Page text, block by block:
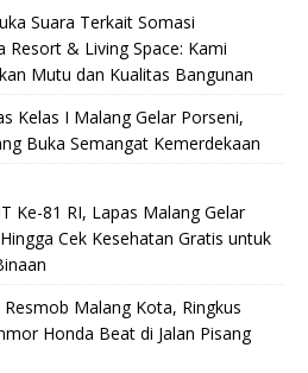
Suara Terkait Somasi
Resort & Living Space: Kami
Mutu dan Kualitas Bangunan
Kelas I Malang Gelar Porseni,
Buka Semangat Kemerdekaan
Ke-81 RI, Lapas Malang Gelar
Cek Kesehatan Gratis untuk
Resmob Malang Kota, Ringkus
Honda Beat di Jalan Pisang